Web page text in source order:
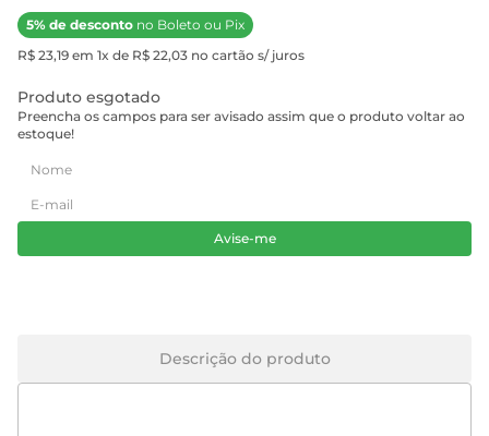
5% de desconto no Boleto ou Pix
R$ 23,19 em 1x de R$ 22,03 no cartão s/ juros
Produto esgotado
Preencha os campos para ser avisado assim que o produto voltar ao
estoque!
Avise-me
Descrição do produto